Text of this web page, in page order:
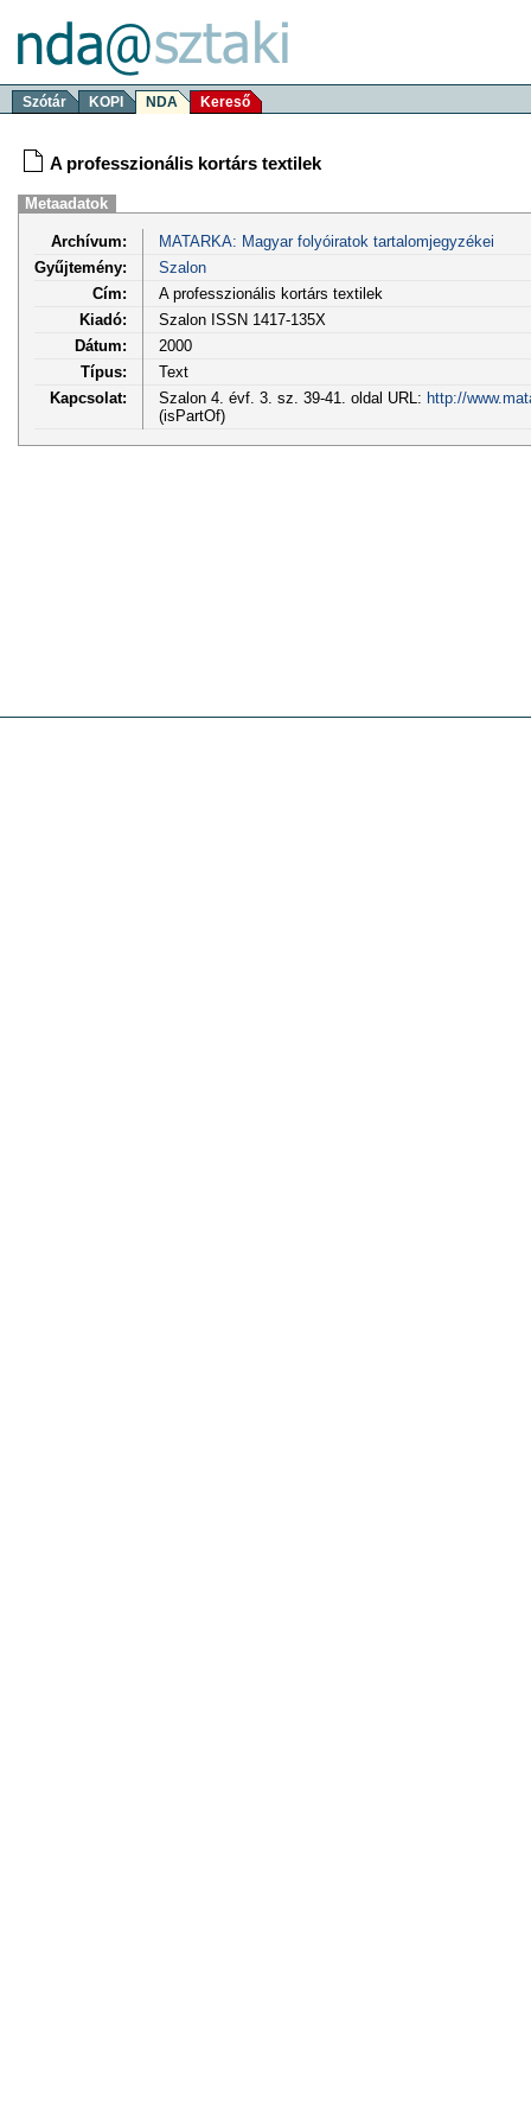
Szótár KOPI NDA Kereső
A professzionális kortárs textilek
Metaadatok
Archívum:
MATARKA: Magyar folyóiratok tartalomjegyzékei
Gyűjtemény:
Szalon
Cím:
A professzionális kortárs textilek
Kiadó:
Szalon ISSN 1417-135X
Dátum:
2000
Típus:
Text
Kapcsolat:
Szalon 4. évf. 3. sz. 39-41. oldal URL: http://
(isPartOf)